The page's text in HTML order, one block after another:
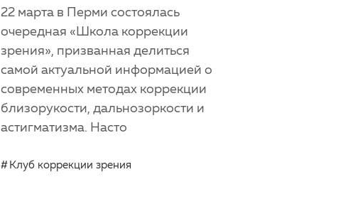
22 марта в Перми состоялась
очередная «Школа коррекции
зрения», призванная делиться
самой актуальной информацией о
современных методах коррекции
близорукости, дальнозоркости и
астигматизма. Насто
Клуб коррекции зрения